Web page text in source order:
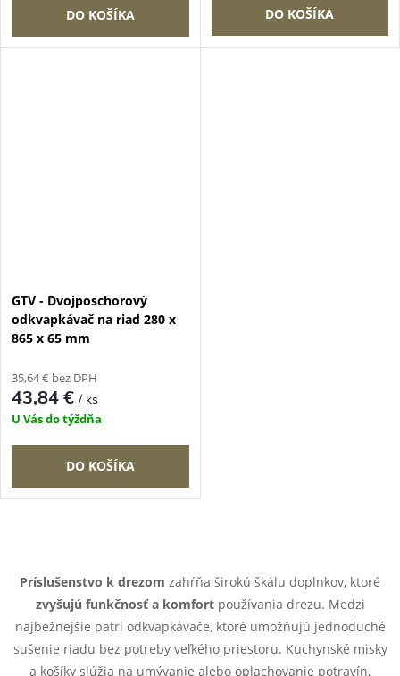
DO KOŠÍKA DO KOŠÍKA
GTV - Dvojposchorový
odkvapkávač na riad 280 x
865 x 65 mm
35,64 € bez DPH
43,84 €/ ks
U Vás do týždňa
DO KOŠÍKA
v
l
á
Príslušenstvo k drezom zahŕňa širokú škálu doplnkov, ktoré
zvyšujú funkčnosť a komfortpoužívania drezu. Medzi
najbežnejšie patrí odkvapkávače, ktoré umožňujú jednoduché
sušenie riadu bez potreby veľkého priestoru. Kuchynské misky
a košíky slúžia na umývanie alebo oplachovanie potravín,